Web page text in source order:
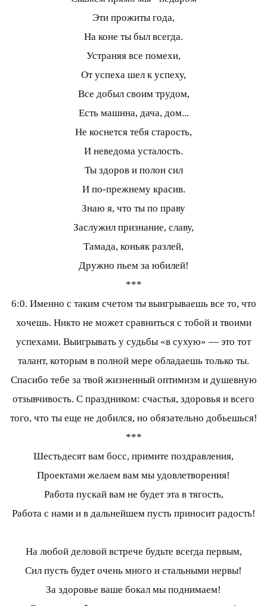
Эти прожиты года,
На коне ты был всегда.
Устраняя все помехи,
От успеха шел к успеху,
Все добыл своим трудом,
Есть машина, дача, дом...
Не коснется тебя старость,
И неведома усталость.
Ты здоров и полон сил
И по-прежнему красив.
Знаю я, что ты по праву
Заслужил признание, славу,
Тамада, коньяк разлей,
Дружно пьем за юбилей!
***
6:0. Именно с таким счетом ты выигрываешь все то, что
хочешь. Никто не может сравниться с тобой и твоими
успехами. Выигрывать у судьбы «в сухую» — это тот
талант, которым в полной мере обладаешь только ты.
Спасибо тебе за твой жизненный оптимизм и душевную
отзывчивость. С праздником: счастья, здоровья и всего
того, что ты еще не добился, но обязательно добьешься!
***
Шестьдесят вам босс, примите поздравления,
Проектами желаем вам мы удовлетворения!
Работа пускай вам не будет эта в тягость,
Работа с нами и в дальнейшем пусть приносит радость!
На любой деловой встрече будьте всегда первым,
Сил пусть будет очень много и стальными нервы!
За здоровье ваше бокал мы поднимаем!